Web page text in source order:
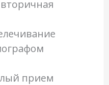
прием